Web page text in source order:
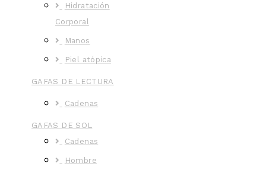
Hidratación
Corporal
Manos
Piel atópica
GAFAS DE LECTURA
Cadenas
GAFAS DE SOL
Cadenas
Hombre